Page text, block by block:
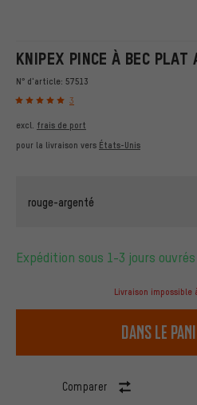
KNIPEX PINCE À BEC PLAT
N° d'article: 57513
3
excl. frais de port
pour la livraison vers États-Unis
rouge-argenté
Expédition sous 1-3 jours ouvrés
Livraison impossible
dans le
Comparer